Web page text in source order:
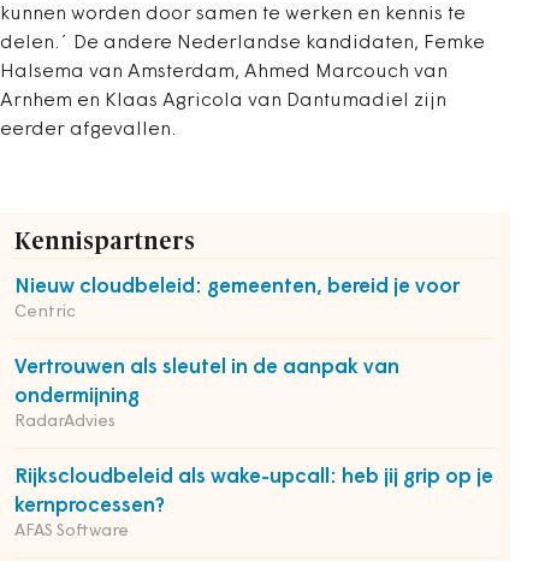
kunnen worden door samen te werken en kennis te
delen.´ De andere Nederlandse kandidaten, Femke
Halsema van Amsterdam, Ahmed Marcouch van
Arnhem en Klaas Agricola van Dantumadiel zijn
eerder afgevallen.
Kennispartners
Nieuw cloudbeleid: gemeenten, bereid je voor
Centric
Vertrouwen als sleutel in de aanpak van
ondermijning
RadarAdvies
Rijkscloudbeleid als wake-upcall: heb jij grip op je
kernprocessen?
AFAS Software